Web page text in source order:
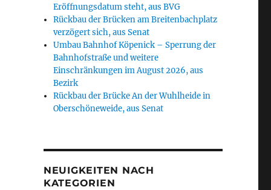
Eröffnungsdatum steht, aus BVG
Rückbau der Brücken am Breitenbachplatz
verzögert sich, aus Senat
Umbau Bahnhof Köpenick – Sperrung der
Bahnhofstraße und weitere
Einschränkungen im August 2026, aus
Bezirk
Rückbau der Brücke An der Wuhlheide in
Oberschöneweide, aus Senat
NEUIGKEITEN NACH
KATEGORIEN